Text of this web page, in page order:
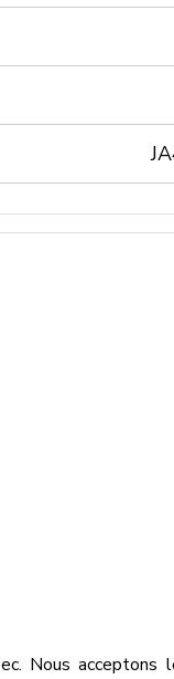
Nous acceptons